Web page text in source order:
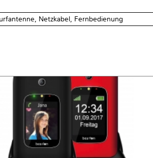
Netzkabel, Fernbedienung